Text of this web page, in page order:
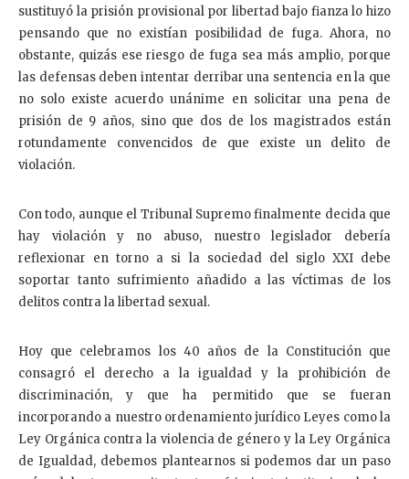
sustituyó la prisión provisional por libertad bajo fianza lo hizo
pensando que no existían posibilidad de fuga. Ahora, no
obstante, quizás ese riesgo de fuga sea más amplio, porque
las defensas deben intentar derribar una sentencia en la que
no solo existe acuerdo unánime en solicitar una pena de
prisión de 9 años, sino que dos de los magistrados están
rotundamente convencidos de que existe un delito de
violación.
Con todo, aunque el Tribunal Supremo finalmente decida que
hay violación y no abuso, nuestro legislador debería
reflexionar en torno a si la sociedad del siglo XXI debe
soportar tanto sufrimiento añadido a las víctimas de los
delitos contra la libertad sexual.
Hoy que celebramos los 40 años de la Constitución que
consagró el derecho a la igualdad y la prohibición de
discriminación, y que ha permitido que se fueran
incorporando a nuestro ordenamiento jurídico Leyes como la
Ley Orgánica contra la violencia de género y la Ley Orgánica
de Igualdad, debemos plantearnos si podemos dar un paso